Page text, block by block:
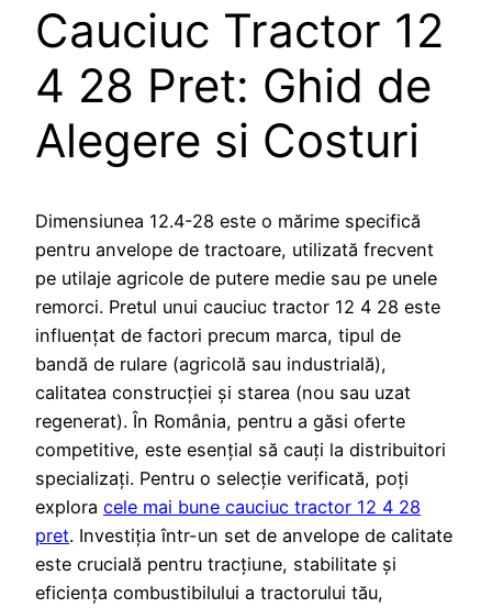
Cauciuc Tractor 12
4 28 Pret: Ghid de
Alegere si Costuri
Dimensiunea 12.4-28 este o mărime specifică
pentru anvelope de tractoare, utilizată frecvent
pe utilaje agricole de putere medie sau pe unele
remorci. Pretul unui cauciuc tractor 12 4 28 este
influențat de factori precum marca, tipul de
bandă de rulare (agricolă sau industrială),
calitatea construcției și starea (nou sau uzat
regenerat). În România, pentru a găsi oferte
competitive, este esențial să cauți la distribuitori
specializați. Pentru o selecție verificată, poți
explora cele mai bune cauciuc tractor 12 4 28
pret. Investiția într-un set de anvelope de calitate
este crucială pentru tracțiune, stabilitate și
eficiența combustibilului a tractorului tău,